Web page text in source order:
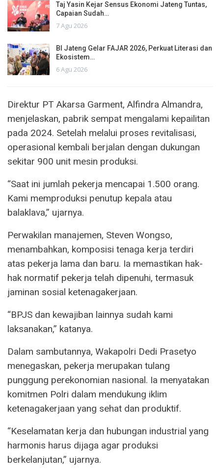
Taj Yasin Kejar Sensus Ekonomi Jateng Tuntas,
Capaian Sudah…
7 Agu 2026
BI Jateng Gelar FAJAR 2026, Perkuat Literasi dan
Ekosistem…
6 Agu 2026
Direktur PT Akarsa Garment, Alfindra Almandra,
menjelaskan, pabrik sempat mengalami kepailitan
pada 2024. Setelah melalui proses revitalisasi,
operasional kembali berjalan dengan dukungan
sekitar 900 unit mesin produksi.
“Saat ini jumlah pekerja mencapai 1.500 orang.
Kami memproduksi penutup kepala atau
balaklava,” ujarnya.
Perwakilan manajemen, Steven Wongso,
menambahkan, komposisi tenaga kerja terdiri
atas pekerja lama dan baru. Ia memastikan hak-
hak normatif pekerja telah dipenuhi, termasuk
jaminan sosial ketenagakerjaan.
“BPJS dan kewajiban lainnya sudah kami
laksanakan,” katanya.
Dalam sambutannya, Wakapolri Dedi Prasetyo
menegaskan, pekerja merupakan tulang
punggung perekonomian nasional. Ia menyatakan
komitmen Polri dalam mendukung iklim
ketenagakerjaan yang sehat dan produktif.
“Keselamatan kerja dan hubungan industrial yang
harmonis harus dijaga agar produksi
berkelanjutan,” ujarnya.